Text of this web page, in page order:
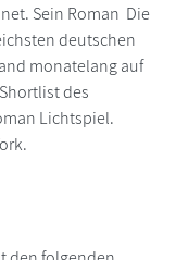
Sein Roman Die
deutschen
monatelang auf
des
Lichtspiel.